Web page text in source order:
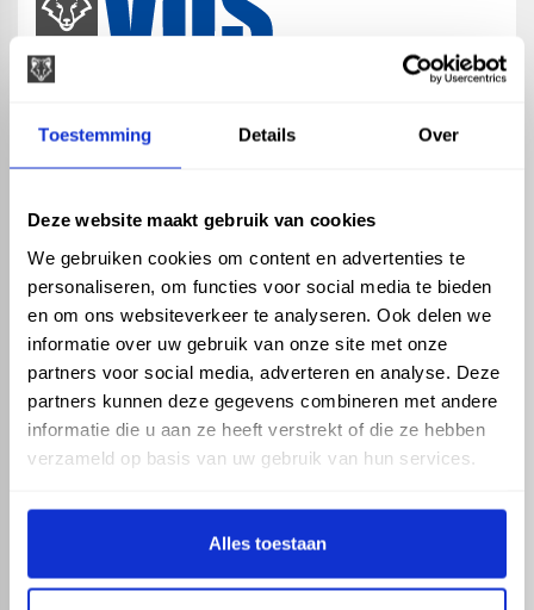
Toestemming Details Over
Deze website maakt gebruik van cookies
We gebruiken cookies om content en advertenties te
personaliseren, om functies voor social media te bieden
en om ons websiteverkeer te analyseren. Ook delen we
informatie over uw gebruik van onze site met onze
partners voor social media, adverteren en analyse. Deze
partners kunnen deze gegevens combineren met andere
informatie die u aan ze heeft verstrekt of die ze hebben
verzameld op basis van uw gebruik van hun services.
Alles toestaan
ASSORTIMENT
Hemelwaterafvoer
Drukleiding
Beregening
Dak en gevel
KENNIS EN HULP
Klantenservice
Kennisbank
phone_enabled +31 416 75 02 55
mail info@vosproducts.nl
check_circleDé bouwmarkt van Altena
check_circle Direct uit grote voorraad geleverd met eigen transport
check_circleLevering in NL en BE